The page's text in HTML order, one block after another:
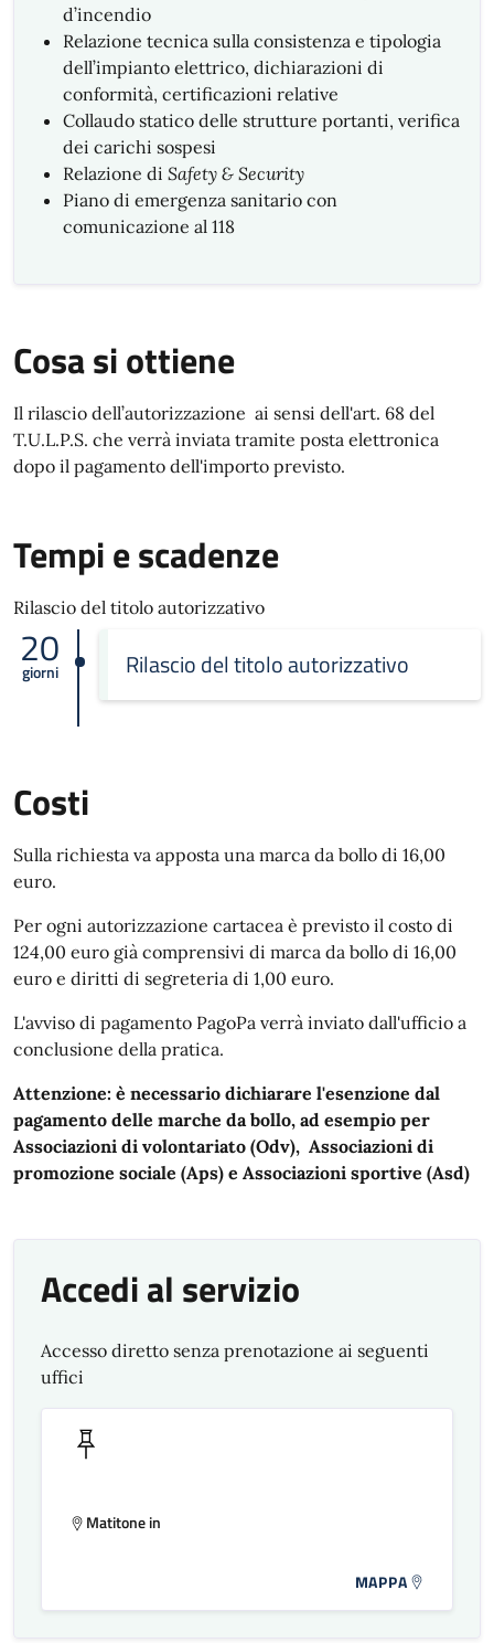
d’incendio
Relazione tecnica sulla consistenza e tipologia
dell’impianto elettrico, dichiarazioni di
conformità, certificazioni relative
Collaudo statico delle strutture portanti, verifica
dei carichi sospesi
Relazione di Safety & Security
Piano di emergenza sanitario con
comunicazione al 118
Cosa si ottiene
Il rilascio dell’autorizzazione ai sensi dell'art. 68 del
T.U.L.P.S. che verrà inviata tramite posta elettronica
dopo il pagamento dell'importo previsto.
Tempi e scadenze
Rilascio del titolo autorizzativo
20
giorni Rilascio del titolo autorizzativo
Costi
Sulla richiesta va apposta una marca da bollo di 16,00
euro.
Per ogni autorizzazione cartacea è previsto il costo di
124,00 euro già comprensivi di marca da bollo di 16,00
euro e diritti di segreteria di 1,00 euro.
L'avviso di pagamento PagoPa verrà inviato dall'ufficio a
conclusione della pratica.
Attenzione: è necessario dichiarare l'esenzione dal
pagamento delle marche da bollo, ad esempio per
Associazioni di volontariato (Odv), Associazioni di
promozione sociale (Aps) e Associazioni sportive (Asd)
Accedi al servizio
Accesso diretto senza prenotazione ai seguenti
uffici
Matitone in
MAPPA